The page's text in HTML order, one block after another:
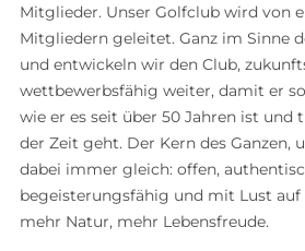
Mitglieder. Unser Golfclub wird von
Mitgliedern geleitet. Ganz im Sinne
und entwickeln wir den Club,
wettbewerbsfähig weiter, damit er
wie er es seit über 50 Jahren ist
der Zeit geht. Der Kern des Ganzen,
dabei immer gleich: offen,
begeisterungsfähig und mit Lust auf
mehr Natur, mehr Lebensfreude.